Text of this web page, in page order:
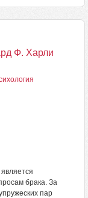
Ф. Харли
брака. За
пар